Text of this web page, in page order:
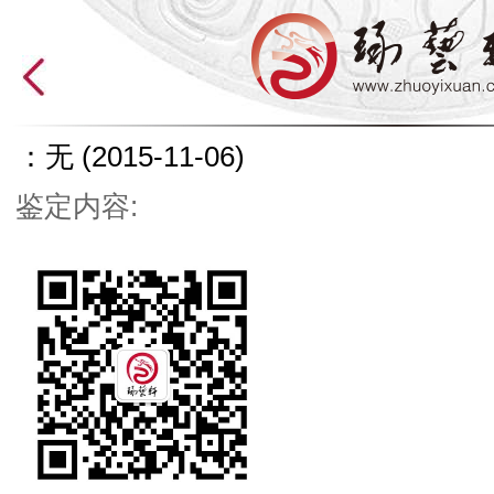
：无 (2015-11-06)
鉴定内容: